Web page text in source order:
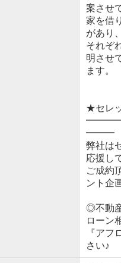
案させ
家を借
があり
それぞ
明させ
ます。
★セレ
━━━
弊社は
応援し
ご成約
ント企
◎不動
ローン
『アフ
さい♪